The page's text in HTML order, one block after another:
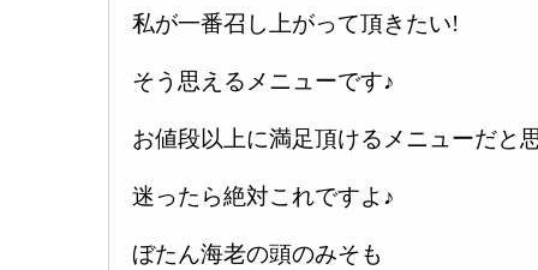
私が一番召し上がって頂きたい!
そう思えるメニューです♪
お値段以上に満足頂けるメニューだと
迷ったら絶対これですよ♪
ぼたん海老の頭のみそも